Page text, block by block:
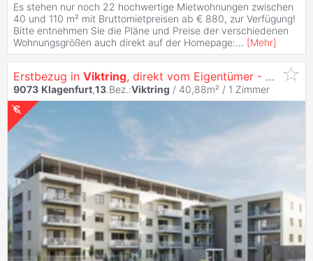
Es stehen nur noch 22 hochwertige Mietwohnungen zwischen
40 und 110 m² mit Bruttomietpreisen ab € 880, zur Verfügung!
Bitte entnehmen Sie die Pläne und Preise der verschiedenen
Wohnungsgrößen auch direkt auf der Homepage:... [Mehr]
Erstbezug in Viktring, direkt vom Eigentümer - Singletraum - Garconniere mit Südterrasse und Küche
9073 Klagenfurt,13.Bez.:Viktring / 40,88m² / 1 Zimmer